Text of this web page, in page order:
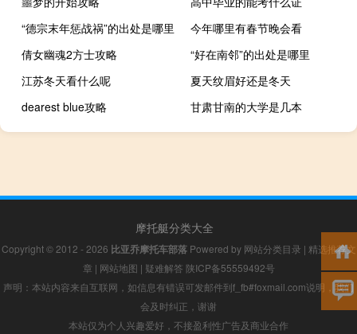
“德宗末年惩战祸”的出处是哪里
今年哪里有春节晚会看
倩女幽魂2方士攻略
“好在南邻”的出处是哪里
江苏冬天看什么呢
夏天纹眉好还是冬天
dearest blue攻略
甘肃甘南的大学是几本
摩托艇分类大全
Copyright © 2012 - 2026 比亚乔摩托车部落Powered by 网站分类目录 | 精选推荐文
章 | 网站地图 | 疑难解答 陕ICP备55559492号
声明：本站内容来自互联网，如信息有错误可发邮件到f_fb#foxmail.com说明，我们
会及时纠正，谢谢
本站仅为个人兴趣爱好，不接盈利性广告及商业合作